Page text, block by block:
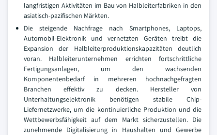
langfristigen Aktivitäten im Bau von Halbleiterfabriken in den
asiatisch-pazifischen Märkten.
Die steigende Nachfrage nach Smartphones, Laptops,
Automobil-Elektronik und vernetzten Geräten treibt die
Expansion der Halbleiterproduktionskapazitäten deutlich
voran. Halbleiterunternehmen errichten fortschrittliche
Fertigungsanlagen, um den wachsenden
Komponentenbedarf in mehreren hochnachgefragten
Branchen effektiv zu decken. Hersteller von
Unterhaltungselektronik benötigen stabile Chip-
Liefernetzwerke, um die kontinuierliche Produktion und die
Wettbewerbsfähigkeit auf dem Markt sicherzustellen. Die
zunehmende Digitalisierung in Haushalten und Gewerbe